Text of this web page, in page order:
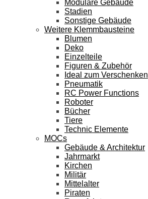
Modulare Gebäude
Stadien
Sonstige Gebäude
Weitere Klemmbausteine
Blumen
Deko
Einzelteile
Figuren & Zubehör
Ideal zum Verschenken
Pneumatik
RC Power Functions
Roboter
Bücher
Tiere
Technic Elemente
MOCs
Gebäude & Architektur
Jahrmarkt
Kirchen
Militär
Mittelalter
Piraten